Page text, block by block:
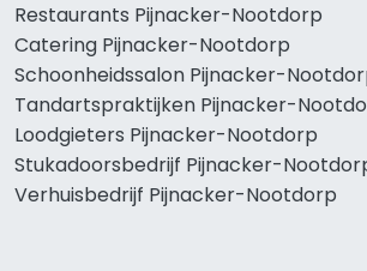
Restaurants Pijnacker-Nootdorp
Catering Pijnacker-Nootdorp
Schoonheidssalon Pijnacker-
Tandartspraktijken Pijnacker-
Loodgieters Pijnacker-Nootdorp
Stukadoorsbedrijf Pijnacker-
Verhuisbedrijf Pijnacker-Nootdorp